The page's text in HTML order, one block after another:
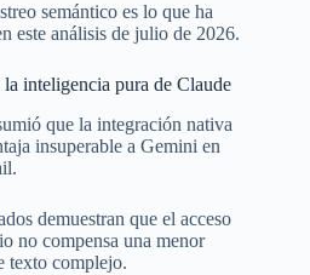
semántico es lo que ha
este análisis de julio de 2026.
inteligencia pura de Claude
que la integración nativa
insuperable a Gemini en
demuestran que el acceso
no compensa una menor
texto complejo.